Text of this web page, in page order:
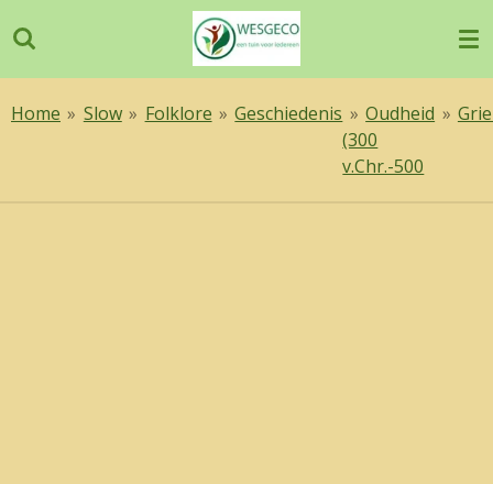
direct
naar
hoofdinhoud
Home » Slow » Folklore » Geschiedenis » Oudheid
(300
v.Chr.-500
»